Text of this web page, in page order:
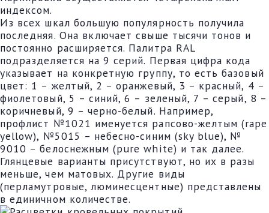
индексом.
Из всех шкал большую популярность получила
последняя. Она включает свыше тысячи тонов и
постоянно расширяется. Палитра RAL
подразделяется на 9 серий. Первая цифра кода
указывает на конкретную группу, то есть базовый
цвет: 1 – желтый, 2 – оранжевый, 3 – красный, 4 –
фиолетовый, 5 – синий, 6 – зеленый, 7 – серый, 8 –
коричневый, 9 – черно-белый. Например,
профлист №1021 именуется рапсово-желтым (rape
yellow), №5015 – небесно-синим (sky blue), №
9010 – белоснежным (pure white) и так далее.
Глянцевые варианты присутствуют, но их в разы
меньше, чем матовых. Другие виды
(перламутровые, люминесцентные) представлены
в единичном количестве.